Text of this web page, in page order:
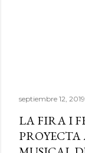
septiembre 12, 2019
LA FIRA I